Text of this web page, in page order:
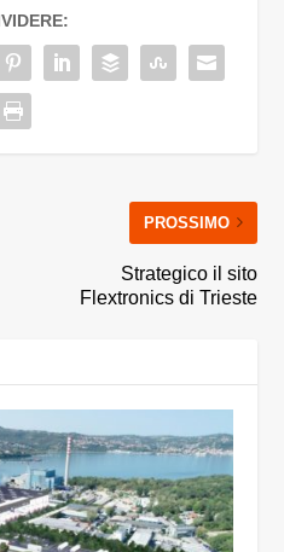
PROSSIMO
Strategico il sito
Flextronics di Trieste